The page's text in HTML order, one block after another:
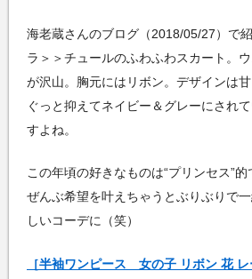
海老蔵さんのブログ（2018/05/27）で
ラ＞＞チュールのふわふわスカート。
が沢山。胸元にはリボン。デザインは
ぐっと抑えてネイビー＆グレーにされ
すよね。
この年頃の好きなものは“プリンセス”的
ぜんぶ希望を叶えちゃうとぶりぶりで
しいコーデに（笑）
［半袖ワンピース 女の子 リボン 花